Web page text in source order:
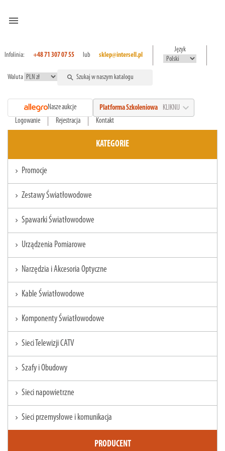
menu
Infolinia: +48 71 307 07 55 lub sklep@intersell.pl
Język
Waluta search
Nasze aukcje Platforma Szkoleniowa KLIKNIJ expand_more
Logowanie Rejestracja Kontakt
KATEGORIE
chevron_right Promocje
chevron_right Zestawy Światłowodowe
chevron_right Spawarki Światłowodowe
chevron_right Urządzenia Pomiarowe
chevron_right Narzędzia i Akcesoria Optyczne
chevron_right Kable Światłowodowe
chevron_right Komponenty Światłowodowe
chevron_right Sieci Telewizji CATV
chevron_right Szafy i Obudowy
chevron_right Sieci napowietrzne
chevron_right Sieci przemysłowe i komunikacja
PRODUCENT